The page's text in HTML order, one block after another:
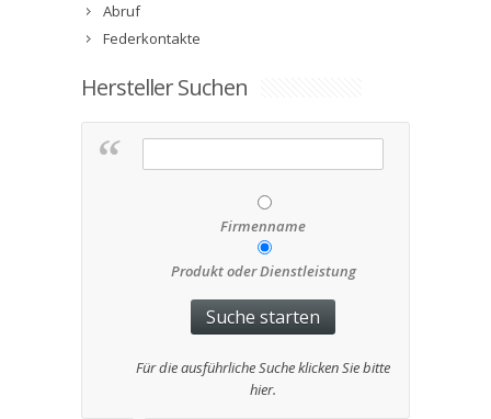
Abruf
Federkontakte
Hersteller Suchen
Firmenname
Produkt oder Dienstleistung
Für die ausführliche Suche klicken Sie bitte
hier.